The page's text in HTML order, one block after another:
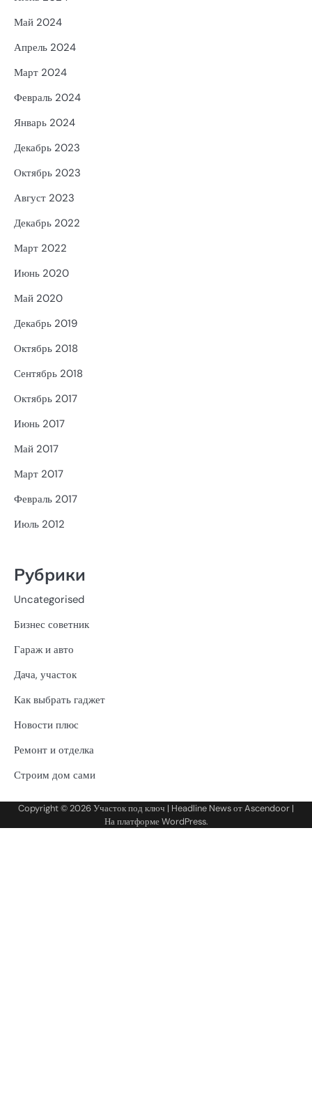
Май 2024
Апрель 2024
Март 2024
Февраль 2024
Январь 2024
Декабрь 2023
Октябрь 2023
Август 2023
Декабрь 2022
Март 2022
Июнь 2020
Май 2020
Декабрь 2019
Октябрь 2018
Сентябрь 2018
Октябрь 2017
Июнь 2017
Май 2017
Март 2017
Февраль 2017
Июль 2012
Рубрики
Uncategorised
Бизнес советник
Гараж и авто
Дача, участок
Как выбрать гаджет
Новости плюс
Ремонт и отделка
Строим дом сами
Copyright © 2026Участок под ключ | Headline News отAscendoor |
На платформеWordPress.